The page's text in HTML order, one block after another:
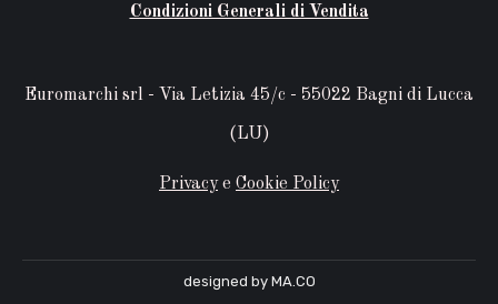
Condizioni Generali di Vendita
Euromarchi srl - Via Letizia 45/c - 55022 Bagni di Lucca
(LU)
Privacye Cookie Policy
designed by MA.CO